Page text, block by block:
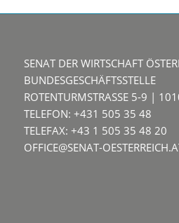
SENAT DER WIRTSCHAFT
BUNDESGESCHÄFTSSTELLE
ROTENTURMSTRASSE 5-9 |
TELEFON: +431 505 35 48
TELEFAX: +43 1 505 35 48 20
OFFICE@SENAT-